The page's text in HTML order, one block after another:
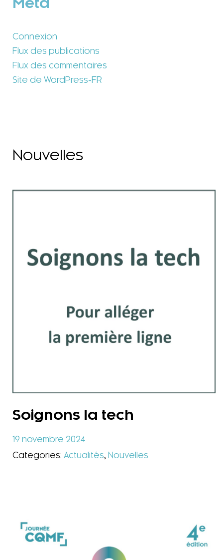
Méta
Connexion
Flux des publications
Flux des commentaires
Site de WordPress-FR
Nouvelles
Soignons la tech
19 novembre 2024
Categories: Actualités, Nouvelles